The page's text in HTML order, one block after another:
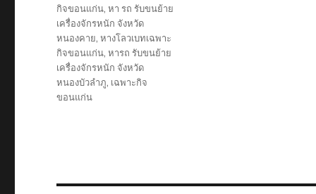
กิจขอนแก่น,หา รถ รับขนย้าย
เครื่องจักรหนัก จังหวัด
หนองคาย,หางโลวเบทเฉพาะ
กิจขอนแก่น,หารถ รับขนย้าย
เครื่องจักรหนัก จังหวัด
หนองบัวลำภู, เฉพาะกิจ
ขอนแก่น